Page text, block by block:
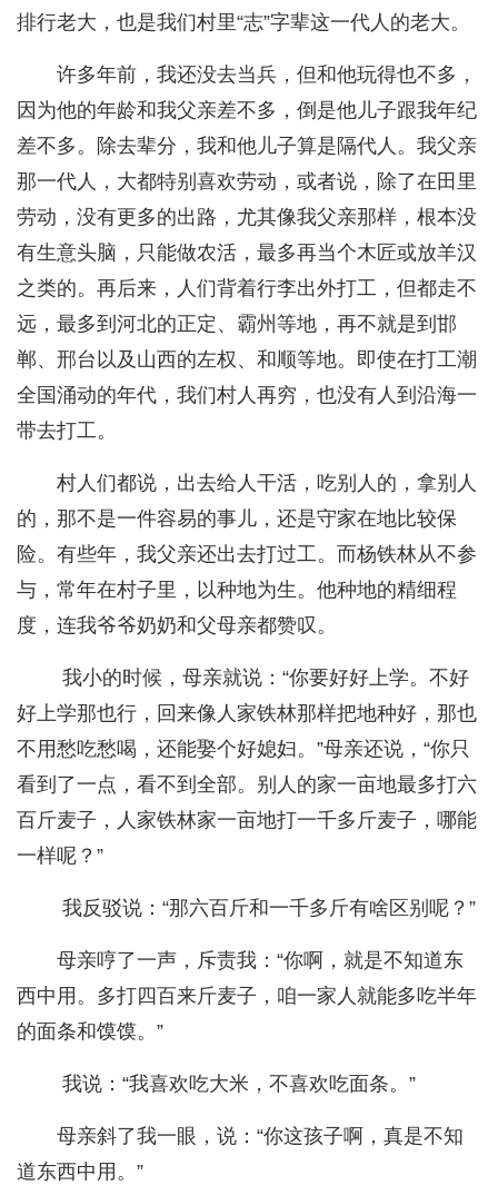
排行老大，也是我们村里“志”字辈这一代人的老大。
许多年前，我还没去当兵，但和他玩得也不多，
因为他的年龄和我父亲差不多，倒是他儿子跟我年纪
差不多。除去辈分，我和他儿子算是隔代人。我父亲
那一代人，大都特别喜欢劳动，或者说，除了在田里
劳动，没有更多的出路，尤其像我父亲那样，根本没
有生意头脑，只能做农活，最多再当个木匠或放羊汉
之类的。再后来，人们背着行李出外打工，但都走不
远，最多到河北的正定、霸州等地，再不就是到邯
郸、邢台以及山西的左权、和顺等地。即使在打工潮
全国涌动的年代，我们村人再穷，也没有人到沿海一
带去打工。
村人们都说，出去给人干活，吃别人的，拿别人
的，那不是一件容易的事儿，还是守家在地比较保
险。有些年，我父亲还出去打过工。而杨铁林从不参
与，常年在村子里，以种地为生。他种地的精细程
度，连我爷爷奶奶和父母亲都赞叹。
我小的时候，母亲就说：“你要好好上学。不好
好上学那也行，回来像人家铁林那样把地种好，那也
不用愁吃愁喝，还能娶个好媳妇。”母亲还说，“你只
看到了一点，看不到全部。别人的家一亩地最多打六
百斤麦子，人家铁林家一亩地打一千多斤麦子，哪能
一样呢？”
我反驳说：“那六百斤和一千多斤有啥区别呢？”
母亲哼了一声，斥责我：“你啊，就是不知道东
西中用。多打四百来斤麦子，咱一家人就能多吃半年
的面条和馍馍。”
我说：“我喜欢吃大米，不喜欢吃面条。”
母亲斜了我一眼，说：“你这孩子啊，真是不知
道东西中用。”